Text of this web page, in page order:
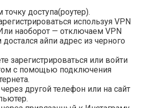
доступа(роутер).
используя VPN
наоборот — отключаем VPN
айпи адрес из черного
зарегистрироваться или войти
с помощью подключения
другой телефон или на сайт